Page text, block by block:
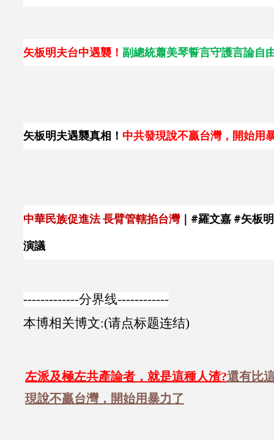
矢板明夫台中遇襲！ 副總統蕭美琴誓言守護言論自
矢板明夫遇襲真相！ 中共發現說不贏台灣，開始用
中華民族促進法 長臂管轄掐台灣｜ #羅文嘉 #矢板
演議
-------------分界线------------
本博相关博文:(请点标题连结)
左派及極左共產論者，就是這種人渣?還有比
現說不贏台灣，開始用暴力了